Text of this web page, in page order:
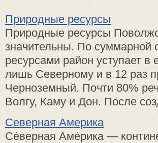
Природные ресурсы
Природные ресурсы
значительны. По суммарной
ресурсами район уступает в
лишь Северному и в 12 раз
Черноземный. Почти 80%
Волгу, Каму и Дон. После
Северная Америка
Се́верная Аме́рика —